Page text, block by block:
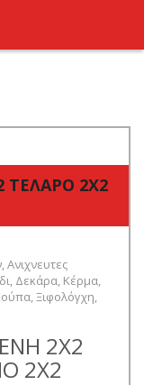
ΤΕΛΑΡΟ 2Χ2
,Ανιχνευτες
, Δεκάρα, Κέρμα,
,Ξιφολόγχη,
2Χ2
2Χ2